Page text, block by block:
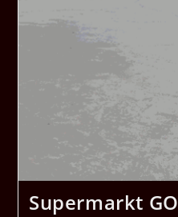
Supermarkt GO